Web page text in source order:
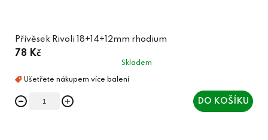
Přívěsek Rivoli 18+14+12mm rhodium
78 Kč
Skladem
DO KOŠÍKU